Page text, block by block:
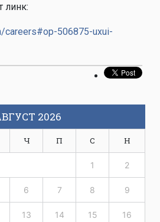
линк:
careers#op-506875-uxui-
2026
Ч П С Н
1 2
6 7 8 9
13 14 15 16